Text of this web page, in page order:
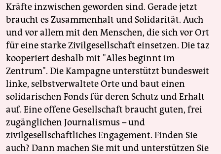
shop
fragen & hilfe
unterstützen
abo
genossenschaft
epaper login
Kräfte inzwischen geworden sind. Gerade jetzt
braucht es Zusammenhalt und Solidarität. Auch
und vor allem mit den Menschen, die sich vor Ort
für eine starke Zivilgesellschaft einsetzen. Die taz
kooperiert deshalb mit "Alles beginnt im
Zentrum". Die Kampagne unterstützt bundesweit
linke, selbstverwaltete Orte und baut einen
solidarischen Fonds für deren Schutz und Erhalt
auf. Eine offene Gesellschaft braucht guten, frei
zugänglichen Journalismus – und
zivilgesellschaftliches Engagement. Finden Sie
auch? Dann machen Sie mit und unterstützen Sie